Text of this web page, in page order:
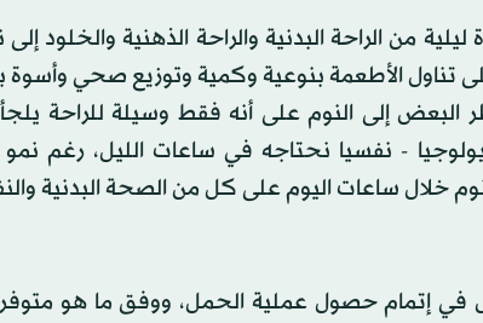
من الراحة البدنية والراحة الذهنية والخلود
الأطعمة بنوعية وكمية وتوزيع صحي وأسوة
البعض إلى النوم على أنه فقط وسيلة للراحة
- نفسيا نحتاجه في ساعات الليل، رغم
خلال ساعات اليوم على كل من الصحة البدنية
في إتمام حصول عملية الحمل، ووفق ما هو